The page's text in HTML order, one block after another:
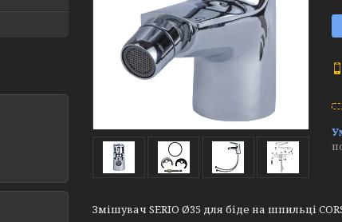
Змішувач SERIO Ø35 для біде на шпильці